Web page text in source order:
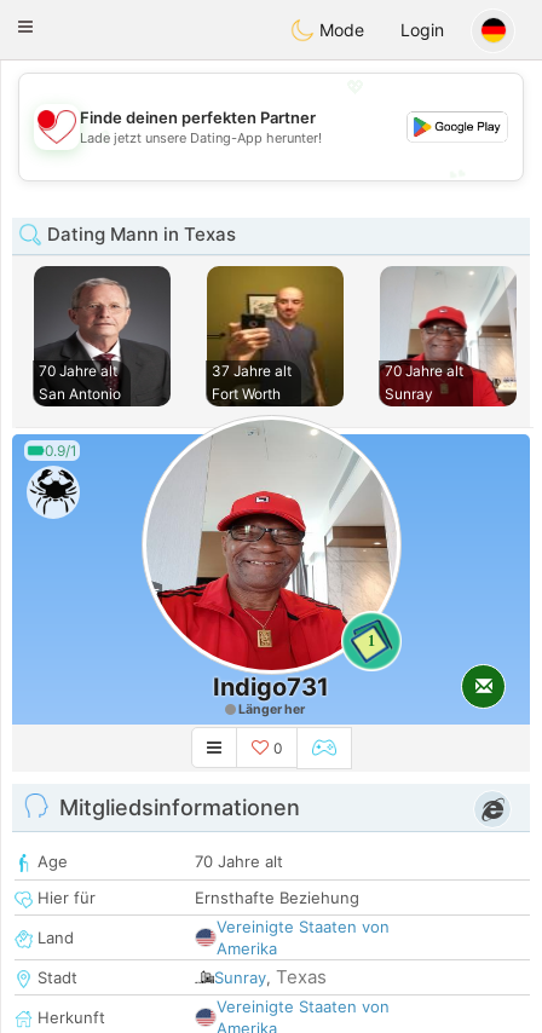
Chat
Toggle
Mode Login
💖
💕
Finde deinen perfekten Partner
Lade jetzt unsere Dating-App herunter!
Dating Mann in Texas
70 Jahre alt
San Antonio
37 Jahre alt
Fort Worth
70 Jahre alt
Sunray
0.9/1
1
Indigo731
Länger her
0
Mitgliedsinformationen
Age
70 Jahre alt
Hier für
Ernsthafte Beziehung
Land
Vereinigte Staaten von
Amerika
Stadt
Sunray, Texas
Herkunft
Vereinigte Staaten von
Amerika